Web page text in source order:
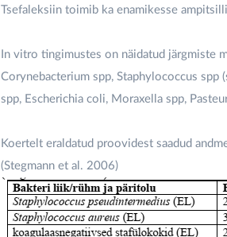
Tsefaleksiin toimib ka enamikesse
In vitro tingimustes on näidatud järgmiste
Corynebacterium spp, Staphylococcus
spp, Escherichia coli, Moraxella spp,
Koertelt eraldatud proovidest saadud
(Stegmann et al. 2006)